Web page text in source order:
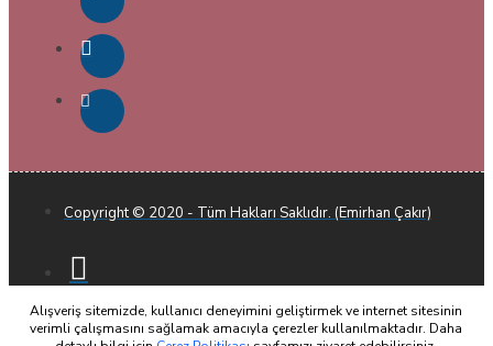
Copyright © 2020 - Tüm Hakları Saklıdır. (Emirhan Çakır)
Alışveriş sitemizde, kullanıcı deneyimini geliştirmek ve internet sitesinin
verimli çalışmasını sağlamak amacıyla çerezler kullanılmaktadır. Daha